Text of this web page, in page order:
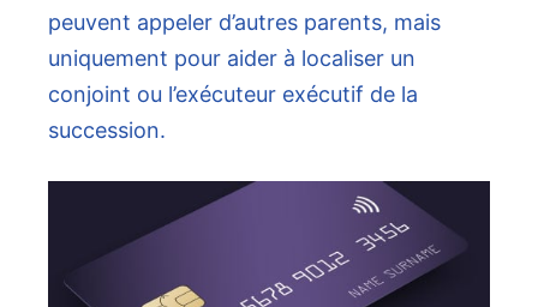
peuvent appeler d’autres parents, mais
uniquement pour aider à localiser un
conjoint ou l’exécuteur exécutif de la
succession.